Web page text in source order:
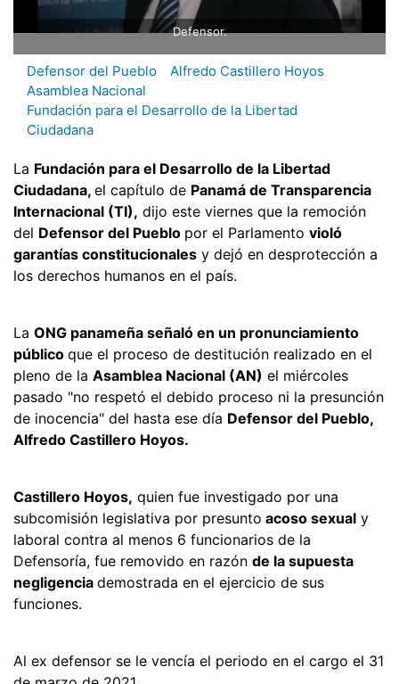
Defensor.
Defensor del Pueblo
Alfredo Castillero Hoyos
Asamblea Nacional
Fundación para el Desarrollo de la Libertad
Ciudadana
La Fundación para el Desarrollo de la Libertad
Ciudadana, el capítulo de Panamá de Transparencia
Internacional (TI), dijo este viernes que la remoción
del Defensor del Pueblo por el Parlamento violó
garantías constitucionales y dejó en desprotección a
los derechos humanos en el país.
La ONG panameña señaló en un pronunciamiento
público que el proceso de destitución realizado en el
pleno de la Asamblea Nacional (AN) el miércoles
pasado "no respetó el debido proceso ni la presunción
de inocencia" del hasta ese día Defensor del Pueblo,
Alfredo Castillero Hoyos.
Castillero Hoyos, quien fue investigado por una
subcomisión legislativa por presunto acoso sexual y
laboral contra al menos 6 funcionarios de la
Defensoría, fue removido en razón de la supuesta
negligencia demostrada en el ejercicio de sus
funciones.
Al ex defensor se le vencía el periodo en el cargo el 31